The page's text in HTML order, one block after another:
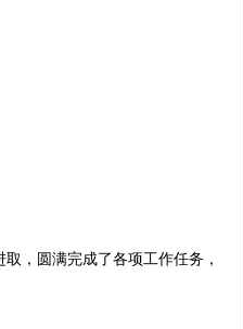
，圆满完成了各项工作任务，